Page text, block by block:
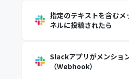
指定のテキストを含むメ
ネルに投稿されたら
Slackアプリがメンショ
（Webhook）